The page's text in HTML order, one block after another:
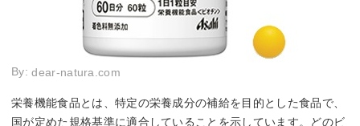
By:dear-natura.com
栄養機能食品とは、特定の栄養成分の補給を目的とした食品で、
国が定めた規格基準に適合していることを示しています。どのビ